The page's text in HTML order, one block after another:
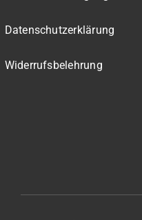
Datenschutzerklärung
Widerrufsbelehrung